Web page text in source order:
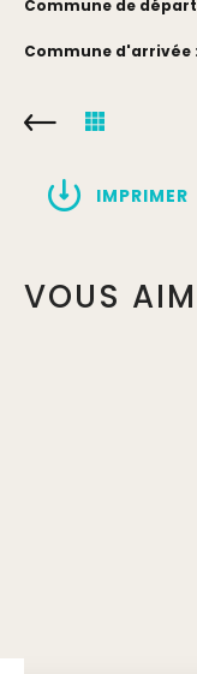
Commune de
Commune d'arrivée :
IMPRIMER
VOUS